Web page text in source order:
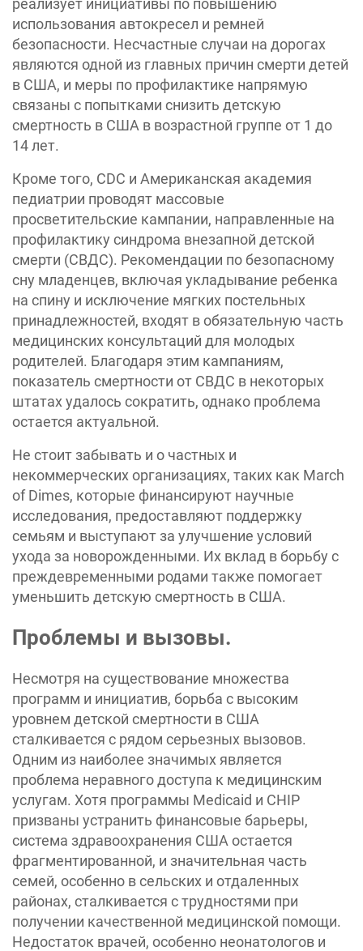
реализует инициативы по повышению
использования автокресел и ремней
безопасности. Несчастные случаи на дорогах
являются одной из главных причин смерти детей
в США, и меры по профилактике напрямую
связаны с попытками снизить детскую
смертность в США в возрастной группе от 1 до
14 лет.
Кроме того, CDC и Американская академия
педиатрии проводят массовые
просветительские кампании, направленные на
профилактику синдрома внезапной детской
смерти (СВДС). Рекомендации по безопасному
сну младенцев, включая укладывание ребенка
на спину и исключение мягких постельных
принадлежностей, входят в обязательную часть
медицинских консультаций для молодых
родителей. Благодаря этим кампаниям,
показатель смертности от СВДС в некоторых
штатах удалось сократить, однако проблема
остается актуальной.
Не стоит забывать и о частных и
некоммерческих организациях, таких как March
of Dimes, которые финансируют научные
исследования, предоставляют поддержку
семьям и выступают за улучшение условий
ухода за новорожденными. Их вклад в борьбу с
преждевременными родами также помогает
уменьшить детскую смертность в США.
Проблемы и вызовы.
Несмотря на существование множества
программ и инициатив, борьба с высоким
уровнем детской смертности в США
сталкивается с рядом серьезных вызовов.
Одним из наиболее значимых является
проблема неравного доступа к медицинским
услугам. Хотя программы Medicaid и CHIP
призваны устранить финансовые барьеры,
система здравоохранения США остается
фрагментированной, и значительная часть
семей, особенно в сельских и отдаленных
районах, сталкивается с трудностями при
получении качественной медицинской помощи.
Недостаток врачей, особенно неонатологов и